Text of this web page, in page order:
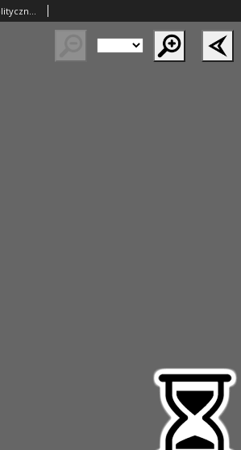
Orędownik: pismo poświęcone sprawom politycznym i spółecznym 1885.09.08 R.15 Nr204